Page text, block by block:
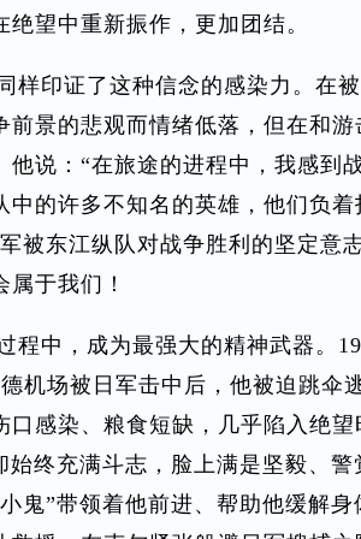
望中重新振作，更加团结。
印证了这种信念的感染力。在
景的悲观而情绪低落，但在和游
说：“在旅途的进程中，我感到
的许多不知名的英雄，他们负着
被东江纵队对战争胜利的坚定意
于我们！
中，成为最强大的精神武器。
机场被日军击中后，他被迫跳伞逃
感染、粮食短缺，几乎陷入绝望
终充满斗志，脸上满是坚毅、警
鬼”带领着他前进、帮助他缓解身